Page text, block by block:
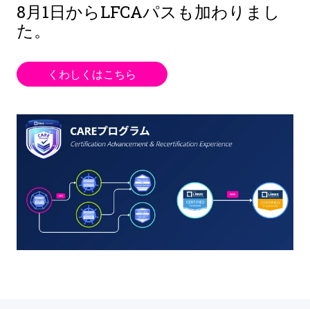
8月1日からLFCAパスも加わりまし
た。
くわしくはこちら